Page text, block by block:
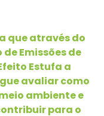
que através do
Emissões de
Estufa a
avaliar como
ambiente e
para o